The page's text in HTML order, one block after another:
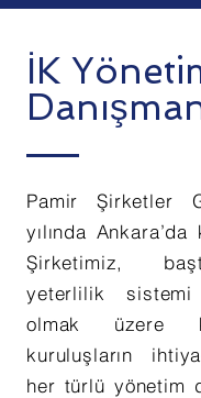
İK
Pamir Şirketler
yılında Ankara’da
Şirketimiz,
yeterlilik sistemi
olmak üzere
kuruluşların
her türlü yönetim